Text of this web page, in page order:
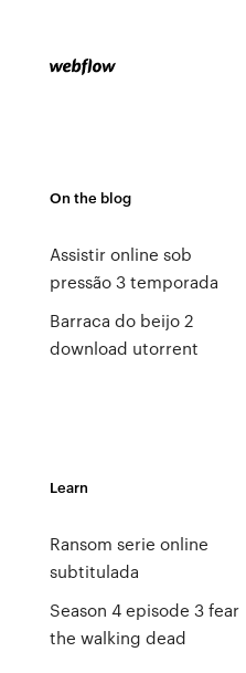
On the blog
Assistir online sob
pressão 3 temporada
Barraca do beijo 2
download utorrent
Learn
Ransom serie online
subtitulada
Season 4 episode 3 fear
the walking dead